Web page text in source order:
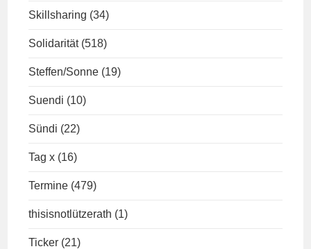
Skillsharing (34)
Solidarität (518)
Steffen/Sonne (19)
Suendi (10)
Sündi (22)
Tag x (16)
Termine (479)
thisisnotlützerath (1)
Ticker (21)